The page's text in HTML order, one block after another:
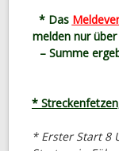
* Das
melden nur
– Summe
*
* Erster Start 8